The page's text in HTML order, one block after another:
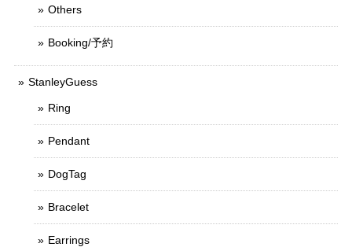
Others
Booking/予約
StanleyGuess
Ring
Pendant
DogTag
Bracelet
Earrings